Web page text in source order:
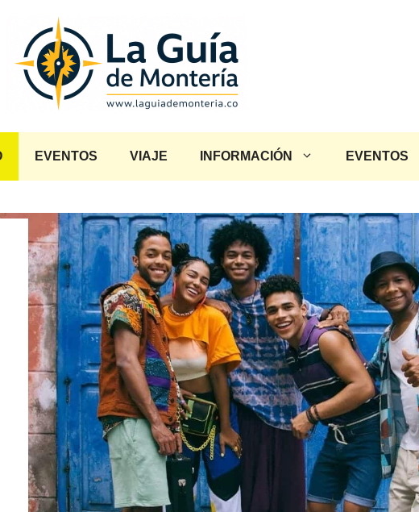
EVENTOS VIAJE INFORMACIÓN EVENTOS